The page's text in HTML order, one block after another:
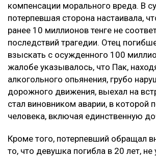
компенсации морального вреда. В
потерпевшая сторона настаивала,
ранее 10 миллионов тенге не
последствий трагедии. Отец
взыскать с осужденного 100
жалобе указывалось, что Пак,
алкогольного опьянения, грубо
дорожного движения, выехал на
стал виновником аварии, в которой
человека, включая единственную
Кроме того, потерпевший обращал
то, что девушка погибла в 20 лет, не